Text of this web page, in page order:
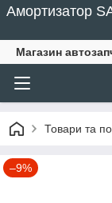
Амортизатор
Магазин
Товари та
–9%